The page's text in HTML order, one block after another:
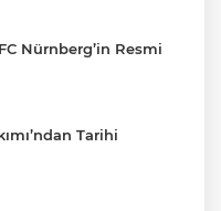
Nürnberg’in Resmi
Tarihi